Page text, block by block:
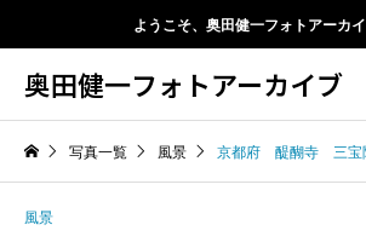
ようこそ、奥田健一フォトアーカイ
奥田健一フォトアーカイブ
写真一覧 風景 京都府 醍醐寺 三宝
風景